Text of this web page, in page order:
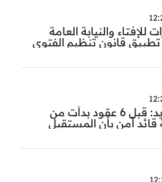
للإفتاء والنيابة العامة
تطبيق قانون تنظيم الفتوى
منصور بن زايد: قبل 6 عقود بدأت من
آمن بأن المستقبل